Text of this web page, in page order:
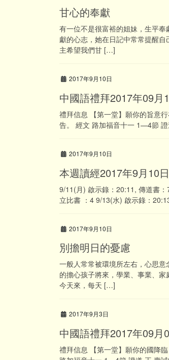
甘心的奉獻
有一位不是很富裕的姐妹，生平
獻的心志，她在日記中常常提醒自
主希望我們甘 […]
2017年9月10日
中國語禮拜2017年09月
禮拜信息 【第一堂】願你的旨意
告。 經文 路加福音十一 1—4節
2017年9月10日
本週讀經2017年9月10日
9/11(月) 啟示錄：20:11, 傳道書
立比書 ：4 9/13(水) 啟示錄：
2017年9月10日
別擔明日的憂慮
一般人常常被環境所左右，心思
的擔心孩子將來，學業、事業、
今天來，每天 […]
2017年9月3日
中國語禮拜2017年09月
禮拜信息 【第一堂】願你的國降